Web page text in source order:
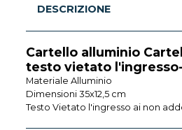
DESCRIZIONE
Cartello alluminio
testo vietato l'ingresso-
Materiale Alluminio
Dimensioni 35x12,5 cm
Testo Vietato l'ingresso ai non